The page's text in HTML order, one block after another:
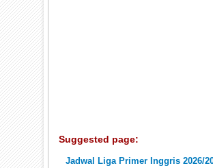
Suggested page:
Jadwal Liga Primer Inggris 2026/